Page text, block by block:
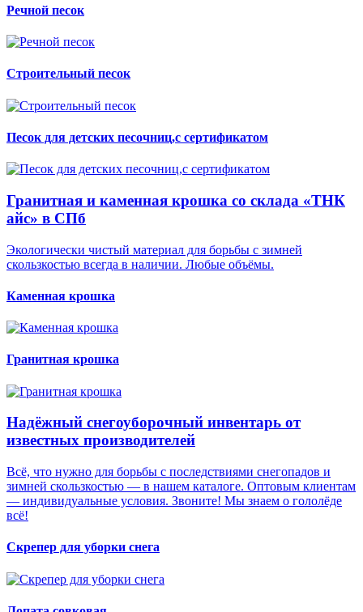
Речной песок
Строительный песок
Песок для детских песочниц,с сертификатом
Гранитная и каменная крошка со склада «ТНК
айс» в СПб
Экологически чистый материал для борьбы с зимней
скользкостью всегда в наличии. Любые объёмы.
Каменная крошка
Гранитная крошка
Надёжный снегоуборочный инвентарь от
известных производителей
Всё, что нужно для борьбы с последствиями снегопадов и
зимней скользкостью — в нашем каталоге. Оптовым клиентам
— индивидуальные условия. Звоните! Мы знаем о гололёде
всё!
Скрепер для уборки снега